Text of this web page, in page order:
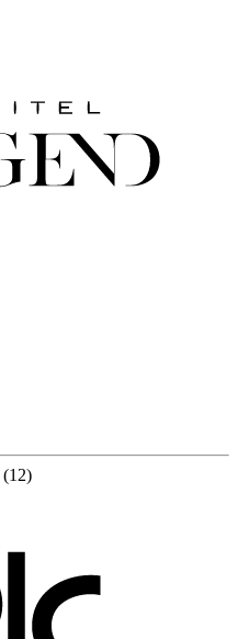
(12)